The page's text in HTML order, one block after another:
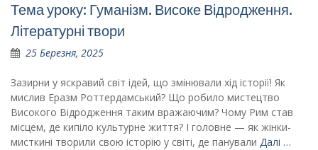
Тема уроку: Гуманізм. Високе Відродження.
Літературні твори
25 Березня, 2025
Зазирни у яскравий світ ідей, що змінювали хід історії! Як
мислив Еразм Роттердамський? Що робило мистецтво
Високого Відродження таким вражаючим? Чому Рим став
місцем, де кипіло культурне життя? І головне — як жінки-
мисткині творили свою історію у світі, де панували Далі …